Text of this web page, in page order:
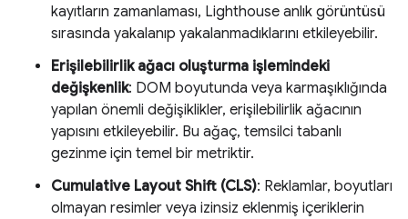
kayıtların zamanlaması, Lighthouse anlık görüntüsü
sırasında yakalanıp yakalanmadıklarını etkileyebilir.
Erişilebilirlik ağacı oluşturma işlemindeki
değişkenlik: DOM boyutunda veya karmaşıklığında
yapılan önemli değişiklikler, erişilebilirlik ağacının
yapısını etkileyebilir. Bu ağaç, temsilci tabanlı
gezinme için temel bir metriktir.
Cumulative Layout Shift (CLS): Reklamlar, boyutları
olmayan resimler veya izinsiz eklenmiş içeriklerin